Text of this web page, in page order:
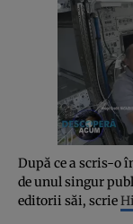
După ce a scris-o
de unul singur
editorii săi, scrie